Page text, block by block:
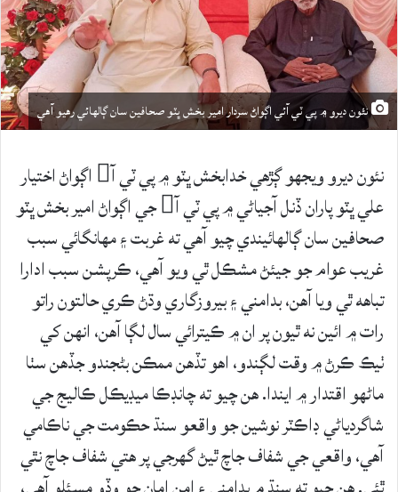
نئون ديرو ۾ پي ٽي آئي اڳواڻ سردار امير بخش ڀٽو صحافين سان ڳالهائي رهيو آهي
نئون ديرو ويجهو ڳڙهي خدابخش ڀٽو ۾ پي ٽي آ اڳواڻ اختيار
علي ڀٽو پاران ڏنل آجياڻي ۾ پي ٽي آ جي اڳواڻ امير بخش ڀٽو
صحافين سان ڳالهائيندي چيو آهي ته غربت ۽ مھانگائي سبب
غريب عوام جو جيئڻ مشڪل ٿي ويو آھي، ڪرپشن سبب ادارا
تباهه ٿي ويا آهن، بدامني ۽ بيروزگاري وڌڻ ڪري حالتون راتو
رات ۾ ائين نه ٿيون پر ان ۾ ڪيترائي سال لڳا آھن، انھن کي
ٺيڪ ڪرڻ ۾ وقت لڳندو، اھو تڏھن ممڪن بڻجندو جڏھن سٺا
ماڻھو اقتدار ۾ ايندا. هن چيو ته چانڊڪا ميڊيڪل ڪاليج جي
شاگردياڻي ڊاڪٽر نوشين جو واقعو سنڌ حڪومت جي ناڪامي
آھي، واقعي جي شفاف جاچ ٿيڻ گهرجي پر ھتي شفاف جاچ نٿي